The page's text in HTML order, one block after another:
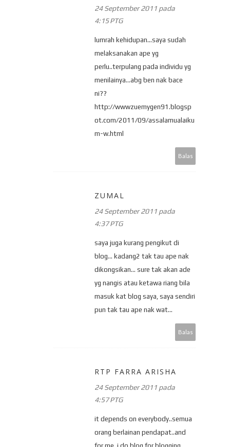
24 September 2011 pada
4:15 PTG
lumrah kehidupan...saya sudah
melaksanakan ape yg
perlu..terpulang pada individu yg
menilainya...abg ben nak bace
ni??
http://wwwzuemygen91.blogsp
ot.com/2011/09/assalamualaiku
m-w.html
Balas
ZUMAL
24 September 2011 pada
4:37 PTG
saya juga kurang pengikut di
blog... kadang2 tak tau ape nak
dikongsikan... sure tak akan ade
yg nangis atau ketawa riang bila
masuk kat blog saya, saya sendiri
pun tak tau ape nak wat...
Balas
RTP FARRA ARISHA
24 September 2011 pada
4:57 PTG
it depends on everybody..semua
orang berlainan pendapat..and